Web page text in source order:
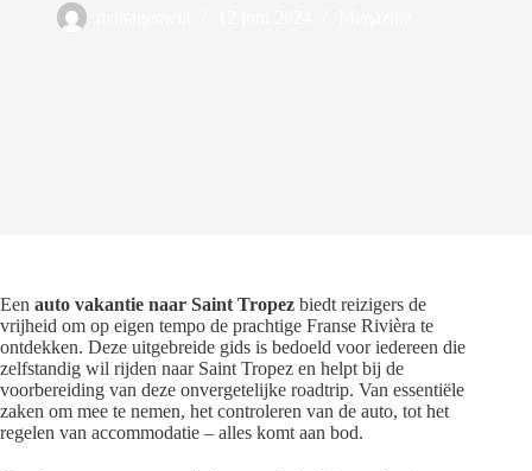
Een auto vakantie naar Saint Tropez biedt reizigers de
vrijheid om op eigen tempo de prachtige Franse Rivièra te
ontdekken. Deze uitgebreide gids is bedoeld voor iedereen die
zelfstandig wil rijden naar Saint Tropez en helpt bij de
voorbereiding van deze onvergetelijke roadtrip. Van essentiële
zaken om mee te nemen, het controleren van de auto, tot het
regelen van accommodatie – alles komt aan bod.